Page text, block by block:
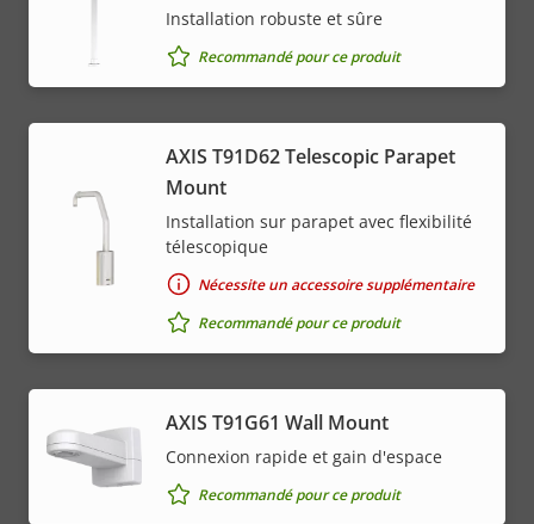
Installation robuste et sûre
Recommandé pour ce produit
AXIS T91D62 Telescopic Parapet
Mount
Installation sur parapet avec flexibilité
télescopique
Nécessite un accessoire supplémentaire
Recommandé pour ce produit
AXIS T91G61 Wall Mount
Connexion rapide et gain d'espace
Recommandé pour ce produit